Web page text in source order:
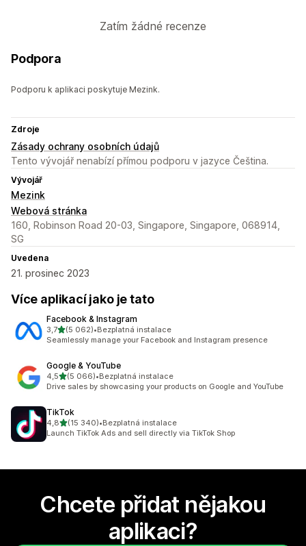
Zatím žádné recenze
Podpora
Podporu k aplikaci poskytuje Mezink.
Zdroje
Zásady ochrany osobních údajů
Tento vývojář nenabízí přímou podporu v jazyce Čeština.
Vývojář
Mezink
Webová stránka
160, Robinson Road 20-03, Singapore, Singapore, 068914,
SG
Uvedena
21. prosinec 2023
Více aplikací jako je tato
Facebook & Instagram
3,7z 5 hvězd
(5 062)
Celkový počet recenzí: 5062
•Bezplatná instalace
Seamlessly manage your Facebook and Instagram presence
Google & YouTube
4,5z 5 hvězd
(5 066)
Celkový počet recenzí: 5066
•Bezplatná instalace
Drive sales by showcasing your products on Google and YouTube
TikTok
4,8z 5 hvězd
(15 340)
Celkový počet recenzí: 15340
•Bezplatná instalace
Launch TikTok Ads and sell directly via TikTok Shop
Chcete přidat nějakou
aplikaci?